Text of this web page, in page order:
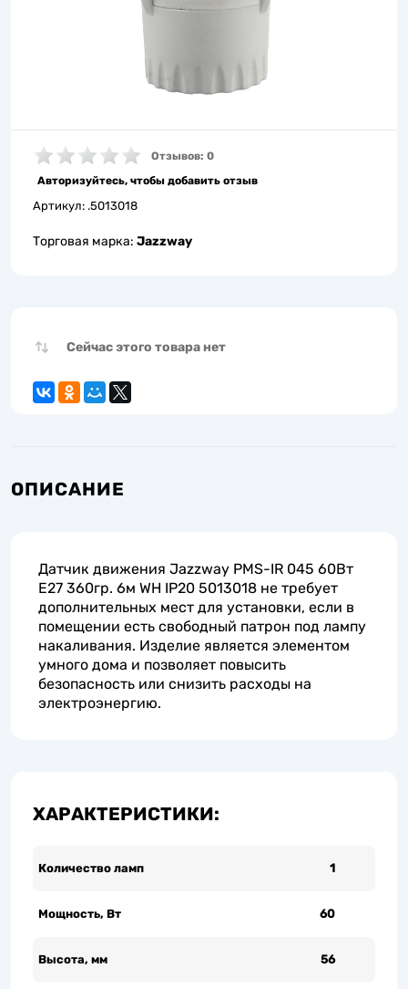
Отзывов: 0
Авторизуйтесь, чтобы добавить отзыв
Артикул: .5013018
Торговая марка: Jazzway
Сейчас этого товара нет
ОПИСАНИЕ
Датчик движения Jazzway PMS-IR 045 60Вт
Е27 360гр. 6м WH IP20 5013018 не требует
дополнительных мест для установки, если в
помещении есть свободный патрон под лампу
накаливания. Изделие является элементом
умного дома и позволяет повысить
безопасность или снизить расходы на
электроэнергию.
ХАРАКТЕРИСТИКИ:
Количество ламп 1
Мощность, Вт 60
Высота, мм 56